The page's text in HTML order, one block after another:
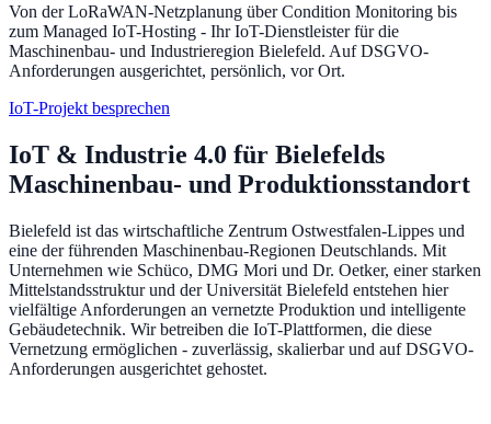
Von der LoRaWAN-Netzplanung über Condition Monitoring bis
zum Managed IoT-Hosting - Ihr IoT-Dienstleister für die
Maschinenbau- und Industrieregion Bielefeld. Auf DSGVO-
Anforderungen ausgerichtet, persönlich, vor Ort.
IoT-Projekt besprechen
IoT & Industrie 4.0 für Bielefelds
Maschinenbau- und Produktionsstandort
Bielefeld ist das wirtschaftliche Zentrum Ostwestfalen-Lippes und
eine der führenden Maschinenbau-Regionen Deutschlands. Mit
Unternehmen wie Schüco, DMG Mori und Dr. Oetker, einer starken
Mittelstandsstruktur und der Universität Bielefeld entstehen hier
vielfältige Anforderungen an vernetzte Produktion und intelligente
Gebäudetechnik. Wir betreiben die IoT-Plattformen, die diese
Vernetzung ermöglichen - zuverlässig, skalierbar und auf DSGVO-
Anforderungen ausgerichtet gehostet.